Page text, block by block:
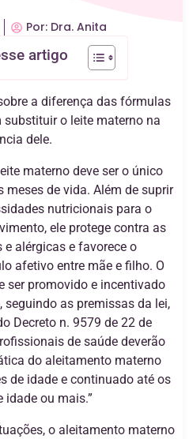
Por:Dra. Anita
artigo
a diferença das fórmulas
o leite materno na
dele.
materno deve ser o único
de vida. Além de suprir
nutricionais para o
ele protege contra as
alérgicas e favorece o
afetivo entre mãe e filho. O
ser promovido e incentivado
seguindo as premissas da lei,
Decreto n. 9579 de 22 de
de saúde deverão
do aleitamento materno
de idade e continuado até os
idade ou mais.”
o aleitamento materno